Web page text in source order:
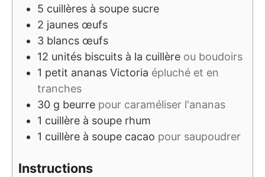
5 cuillères à soupe sucre
2 jaunes œufs
3 blancs œufs
12 unités biscuits à la cuillère ou boudoirs
1 petit ananas Victoria épluché et en
tranches
30 g beurre pour caraméliser l'ananas
1 cuillère à soupe rhum
1 cuillère à soupe cacao pour saupoudrer
Instructions